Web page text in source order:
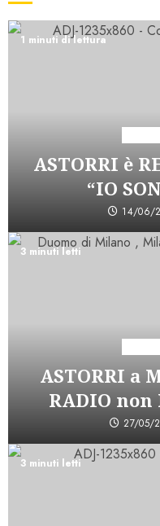
1 minuti di lettura
ASTORRI è
“IO
14/06/
3 minuti letti
ASTORRI a
RADIO non
27/05/
3 minuti letti